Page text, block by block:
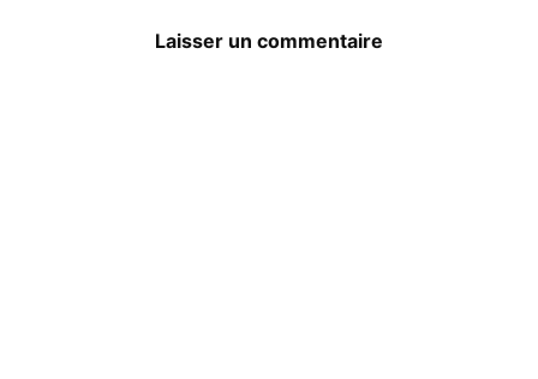
Laisser un commentaire